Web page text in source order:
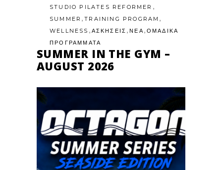
STUDIO PILATES REFORMER ,
SUMMER ,TRAINING PROGRAM ,
WELLNESS , ΑΣΚΗΣΕΙΣ ,ΝΕΑ , ΟΜΑΔΙΚΑ
ΠΡΟΓΡΑΜΜΑΤΑ
SUMMER IN THE GYM –
AUGUST 2026